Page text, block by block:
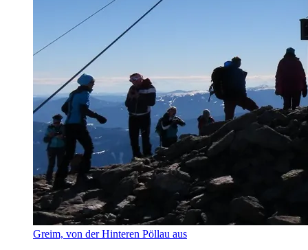
Greim, von der Hinteren Pöllau aus